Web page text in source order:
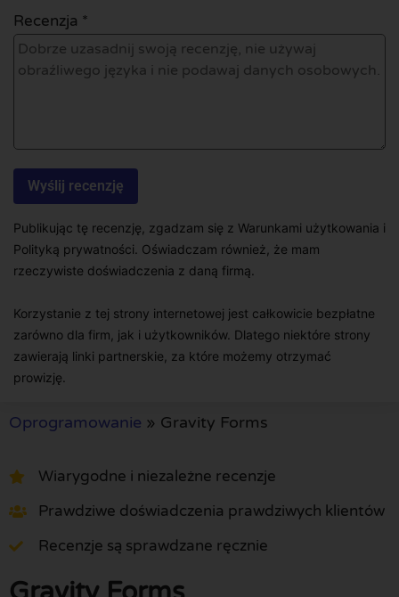
Recenzja *
Publikując tę recenzję, zgadzam się z Warunkami użytkowania i
Polityką prywatności. Oświadczam również, że mam
rzeczywiste doświadczenia z daną firmą.
Korzystanie z tej strony internetowej jest całkowicie bezpłatne
zarówno dla firm, jak i użytkowników. Dlatego niektóre strony
zawierają linki partnerskie, za które możemy otrzymać
prowizję.
Oprogramowanie » Gravity Forms
Wiarygodne i niezależne recenzje
Prawdziwe doświadczenia prawdziwych klientów
Recenzje są sprawdzane ręcznie